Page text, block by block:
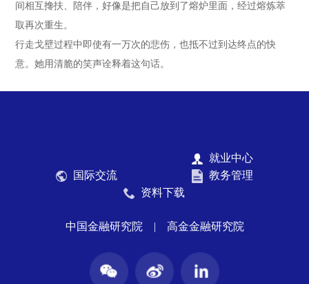
间相互搀扶、陪伴，好像是把自己放到了熔炉里面，经过熔炼萃
取再次重生。
行走戈壁过程中即使有一万次的悲伤，也抵不过到达终点的快
意。她用清脆的笑声诠释着这句话。
就业中心
国际交流
教务管理
资料下载
中国金融研究院 | 高金金融研究院